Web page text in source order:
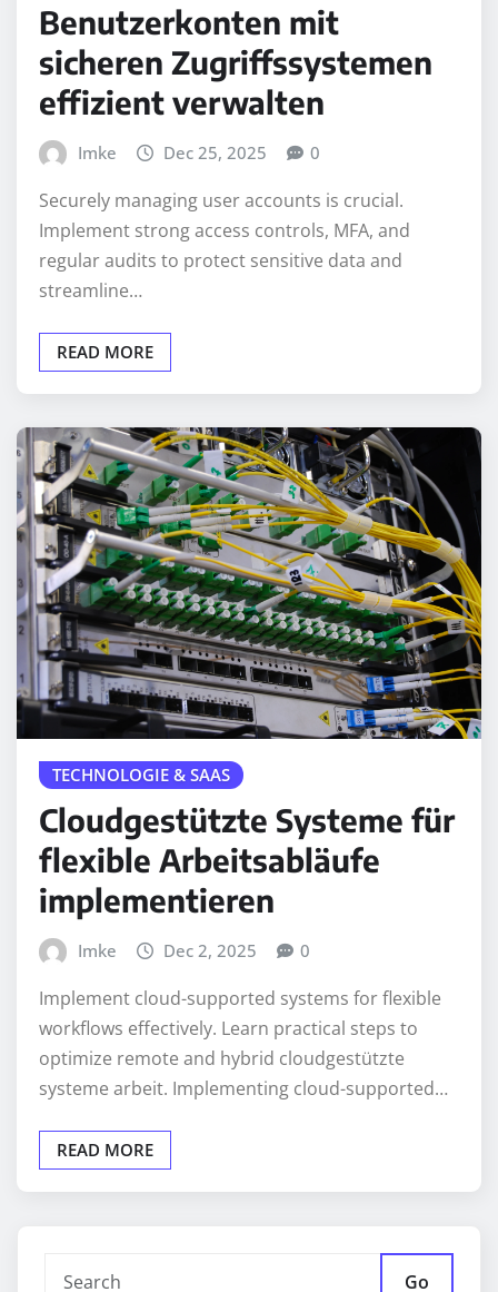
Benutzerkonten mit
sicheren Zugriffssystemen
effizient verwalten
Imke Dec 25, 2025 0
Securely managing user accounts is crucial.
Implement strong access controls, MFA, and
regular audits to protect sensitive data and
streamline…
READ MORE
TECHNOLOGIE & SAAS
Cloudgestützte Systeme für
flexible Arbeitsabläufe
implementieren
Imke Dec 2, 2025 0
Implement cloud-supported systems for flexible
workflows effectively. Learn practical steps to
optimize remote and hybrid cloudgestützte
systeme arbeit. Implementing cloud-supported…
READ MORE
Go